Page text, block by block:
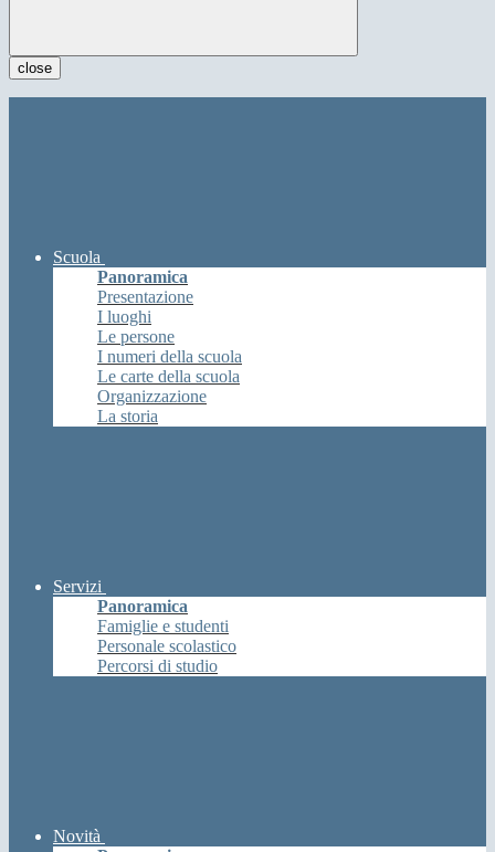
close
Scuola
Panoramica
Presentazione
I luoghi
Le persone
I numeri della scuola
Le carte della scuola
Organizzazione
La storia
Servizi
Panoramica
Famiglie e studenti
Personale scolastico
Percorsi di studio
Novità